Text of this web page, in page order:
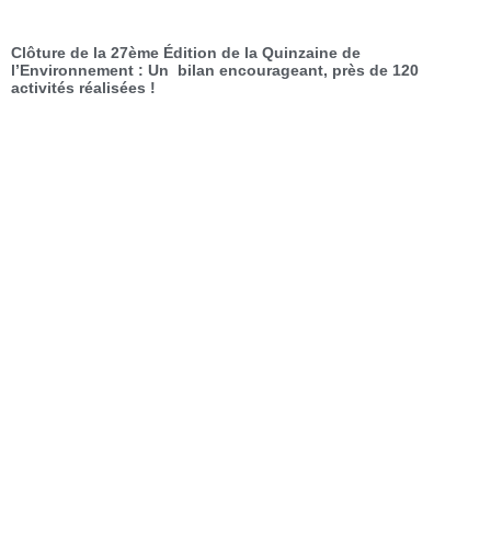
Clôture de la 27ème Édition de la Quinzaine de
l’Environnement : Un bilan encourageant, près de 120
activités réalisées !